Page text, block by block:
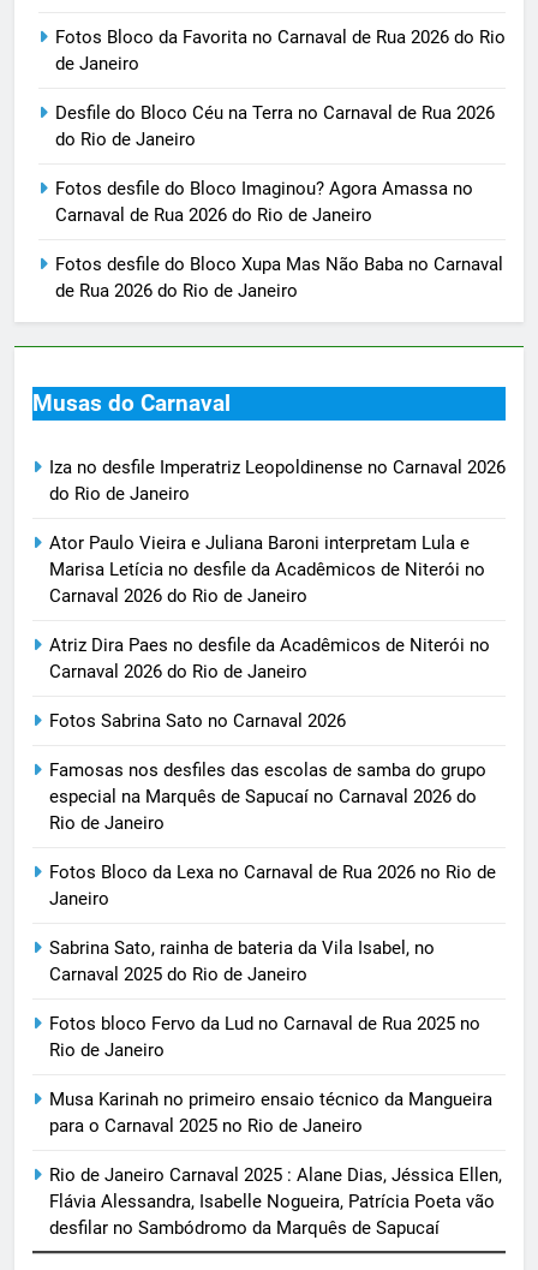
Fotos Bloco da Favorita no Carnaval de Rua 2026 do Rio
de Janeiro
Desfile do Bloco Céu na Terra no Carnaval de Rua 2026
do Rio de Janeiro
Fotos desfile do Bloco Imaginou? Agora Amassa no
Carnaval de Rua 2026 do Rio de Janeiro
Fotos desfile do Bloco Xupa Mas Não Baba no Carnaval
de Rua 2026 do Rio de Janeiro
Musas do Carnaval
Iza no desfile Imperatriz Leopoldinense no Carnaval 2026
do Rio de Janeiro
Ator Paulo Vieira e Juliana Baroni interpretam Lula e
Marisa Letícia no desfile da Acadêmicos de Niterói no
Carnaval 2026 do Rio de Janeiro
Atriz Dira Paes no desfile da Acadêmicos de Niterói no
Carnaval 2026 do Rio de Janeiro
Fotos Sabrina Sato no Carnaval 2026
Famosas nos desfiles das escolas de samba do grupo
especial na Marquês de Sapucaí no Carnaval 2026 do
Rio de Janeiro
Fotos Bloco da Lexa no Carnaval de Rua 2026 no Rio de
Janeiro
Sabrina Sato, rainha de bateria da Vila Isabel, no
Carnaval 2025 do Rio de Janeiro
Fotos bloco Fervo da Lud no Carnaval de Rua 2025 no
Rio de Janeiro
Musa Karinah no primeiro ensaio técnico da Mangueira
para o Carnaval 2025 no Rio de Janeiro
Rio de Janeiro Carnaval 2025 : Alane Dias, Jéssica Ellen,
Flávia Alessandra, Isabelle Nogueira, Patrícia Poeta vão
desfilar no Sambódromo da Marquês de Sapucaí